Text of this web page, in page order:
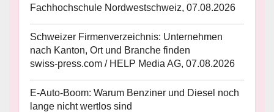
Fachhochschule Nordwestschweiz, 07.08.2026
Schweizer Firmenverzeichnis: Unternehmen
nach Kanton, Ort und Branche finden
swiss-press.com / HELP Media AG, 07.08.2026
E-Auto-Boom: Warum Benziner und Diesel noch
lange nicht wertlos sind